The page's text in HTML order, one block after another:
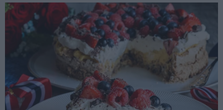
Hopp
hovedinnhold